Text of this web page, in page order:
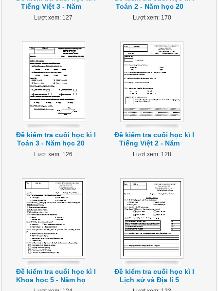
Tiếng Việt 3 - Năm
Lượt xem: 127
Toán 2 - Năm học 20
Lượt xem: 170
Đề kiểm tra cuối học kì I
Toán 3 - Năm học 20
Lượt xem: 126
Đề kiểm tra cuối học kì I
Tiếng Việt 2 - Năm
Lượt xem: 128
Đề kiểm tra cuối học kì I
Khoa học 5 - Năm họ
Đề kiểm tra cuối học kì I
Lịch sử và Địa lí 5